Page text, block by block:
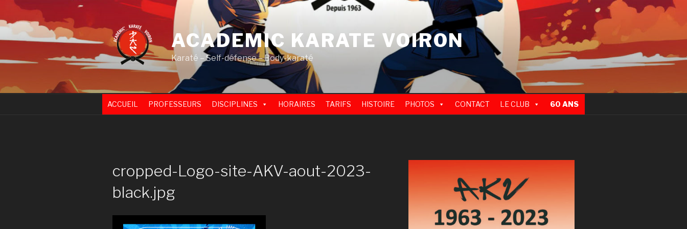
Skip
to
content
ACADEMIC KARATE VOIRON
Karaté – Self-défense – Body-karaté
ACCUEIL PROFESSEURS DISCIPLINES HORAIRES TARIFS HISTOIRE PHOTOS CONTACT LE CLUB 60 ANS
cropped-Logo-site-AKV-aout-2023-
black.jpg